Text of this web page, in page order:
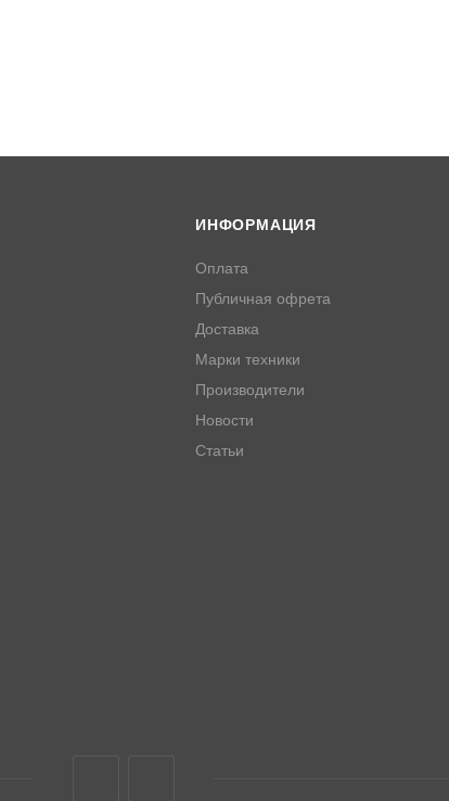
ИНФОРМАЦИЯ
Оплата
Публичная офрета
Доставка
Марки техники
Производители
Новости
Статьи